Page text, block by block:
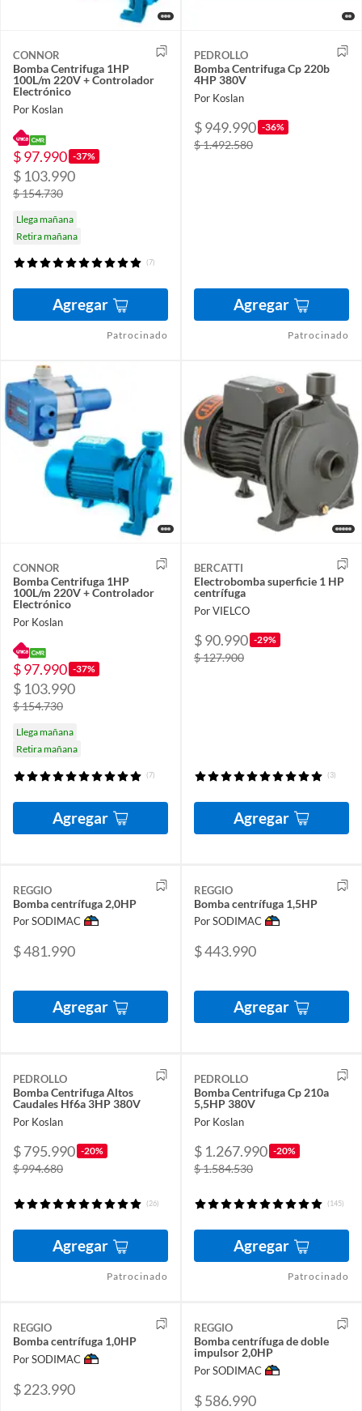
CONNOR
Bomba Centrifuga 1HP
100L/m 220V + Controlador
Electrónico
Por Koslan
$ 97.990 -37%
$ 103.990
$ 154.730
Llega mañana
Retira mañana
(7)
Agregar
Patrocinado
PEDROLLO
Bomba Centrifuga Cp 220b
4HP 380V
Por Koslan
$ 949.990 -36%
$ 1.492.580
Agregar
Patrocinado
CONNOR
Bomba Centrifuga 1HP
100L/m 220V + Controlador
Electrónico
Por Koslan
$ 97.990 -37%
$ 103.990
$ 154.730
Llega mañana
Retira mañana
(7)
Agregar
BERCATTI
Electrobomba superficie 1 HP
centrífuga
Por VIELCO
$ 90.990 -29%
$ 127.900
(3)
Agregar
REGGIO
Bomba centrífuga 2,0HP
Por SODIMAC
$ 481.990
Agregar
REGGIO
Bomba centrífuga 1,5HP
Por SODIMAC
$ 443.990
Agregar
PEDROLLO
Bomba Centrifuga Altos
Caudales Hf6a 3HP 380V
Por Koslan
$ 795.990 -20%
$ 994.680
(26)
Agregar
Patrocinado
PEDROLLO
Bomba Centrifuga Cp 210a
5,5HP 380V
Por Koslan
$ 1.267.990 -20%
$ 1.584.530
(145)
Agregar
Patrocinado
REGGIO
Bomba centrífuga 1,0HP
Por SODIMAC
$ 223.990
REGGIO
Bomba centrífuga de doble
impulsor 2,0HP
Por SODIMAC
$ 586.990